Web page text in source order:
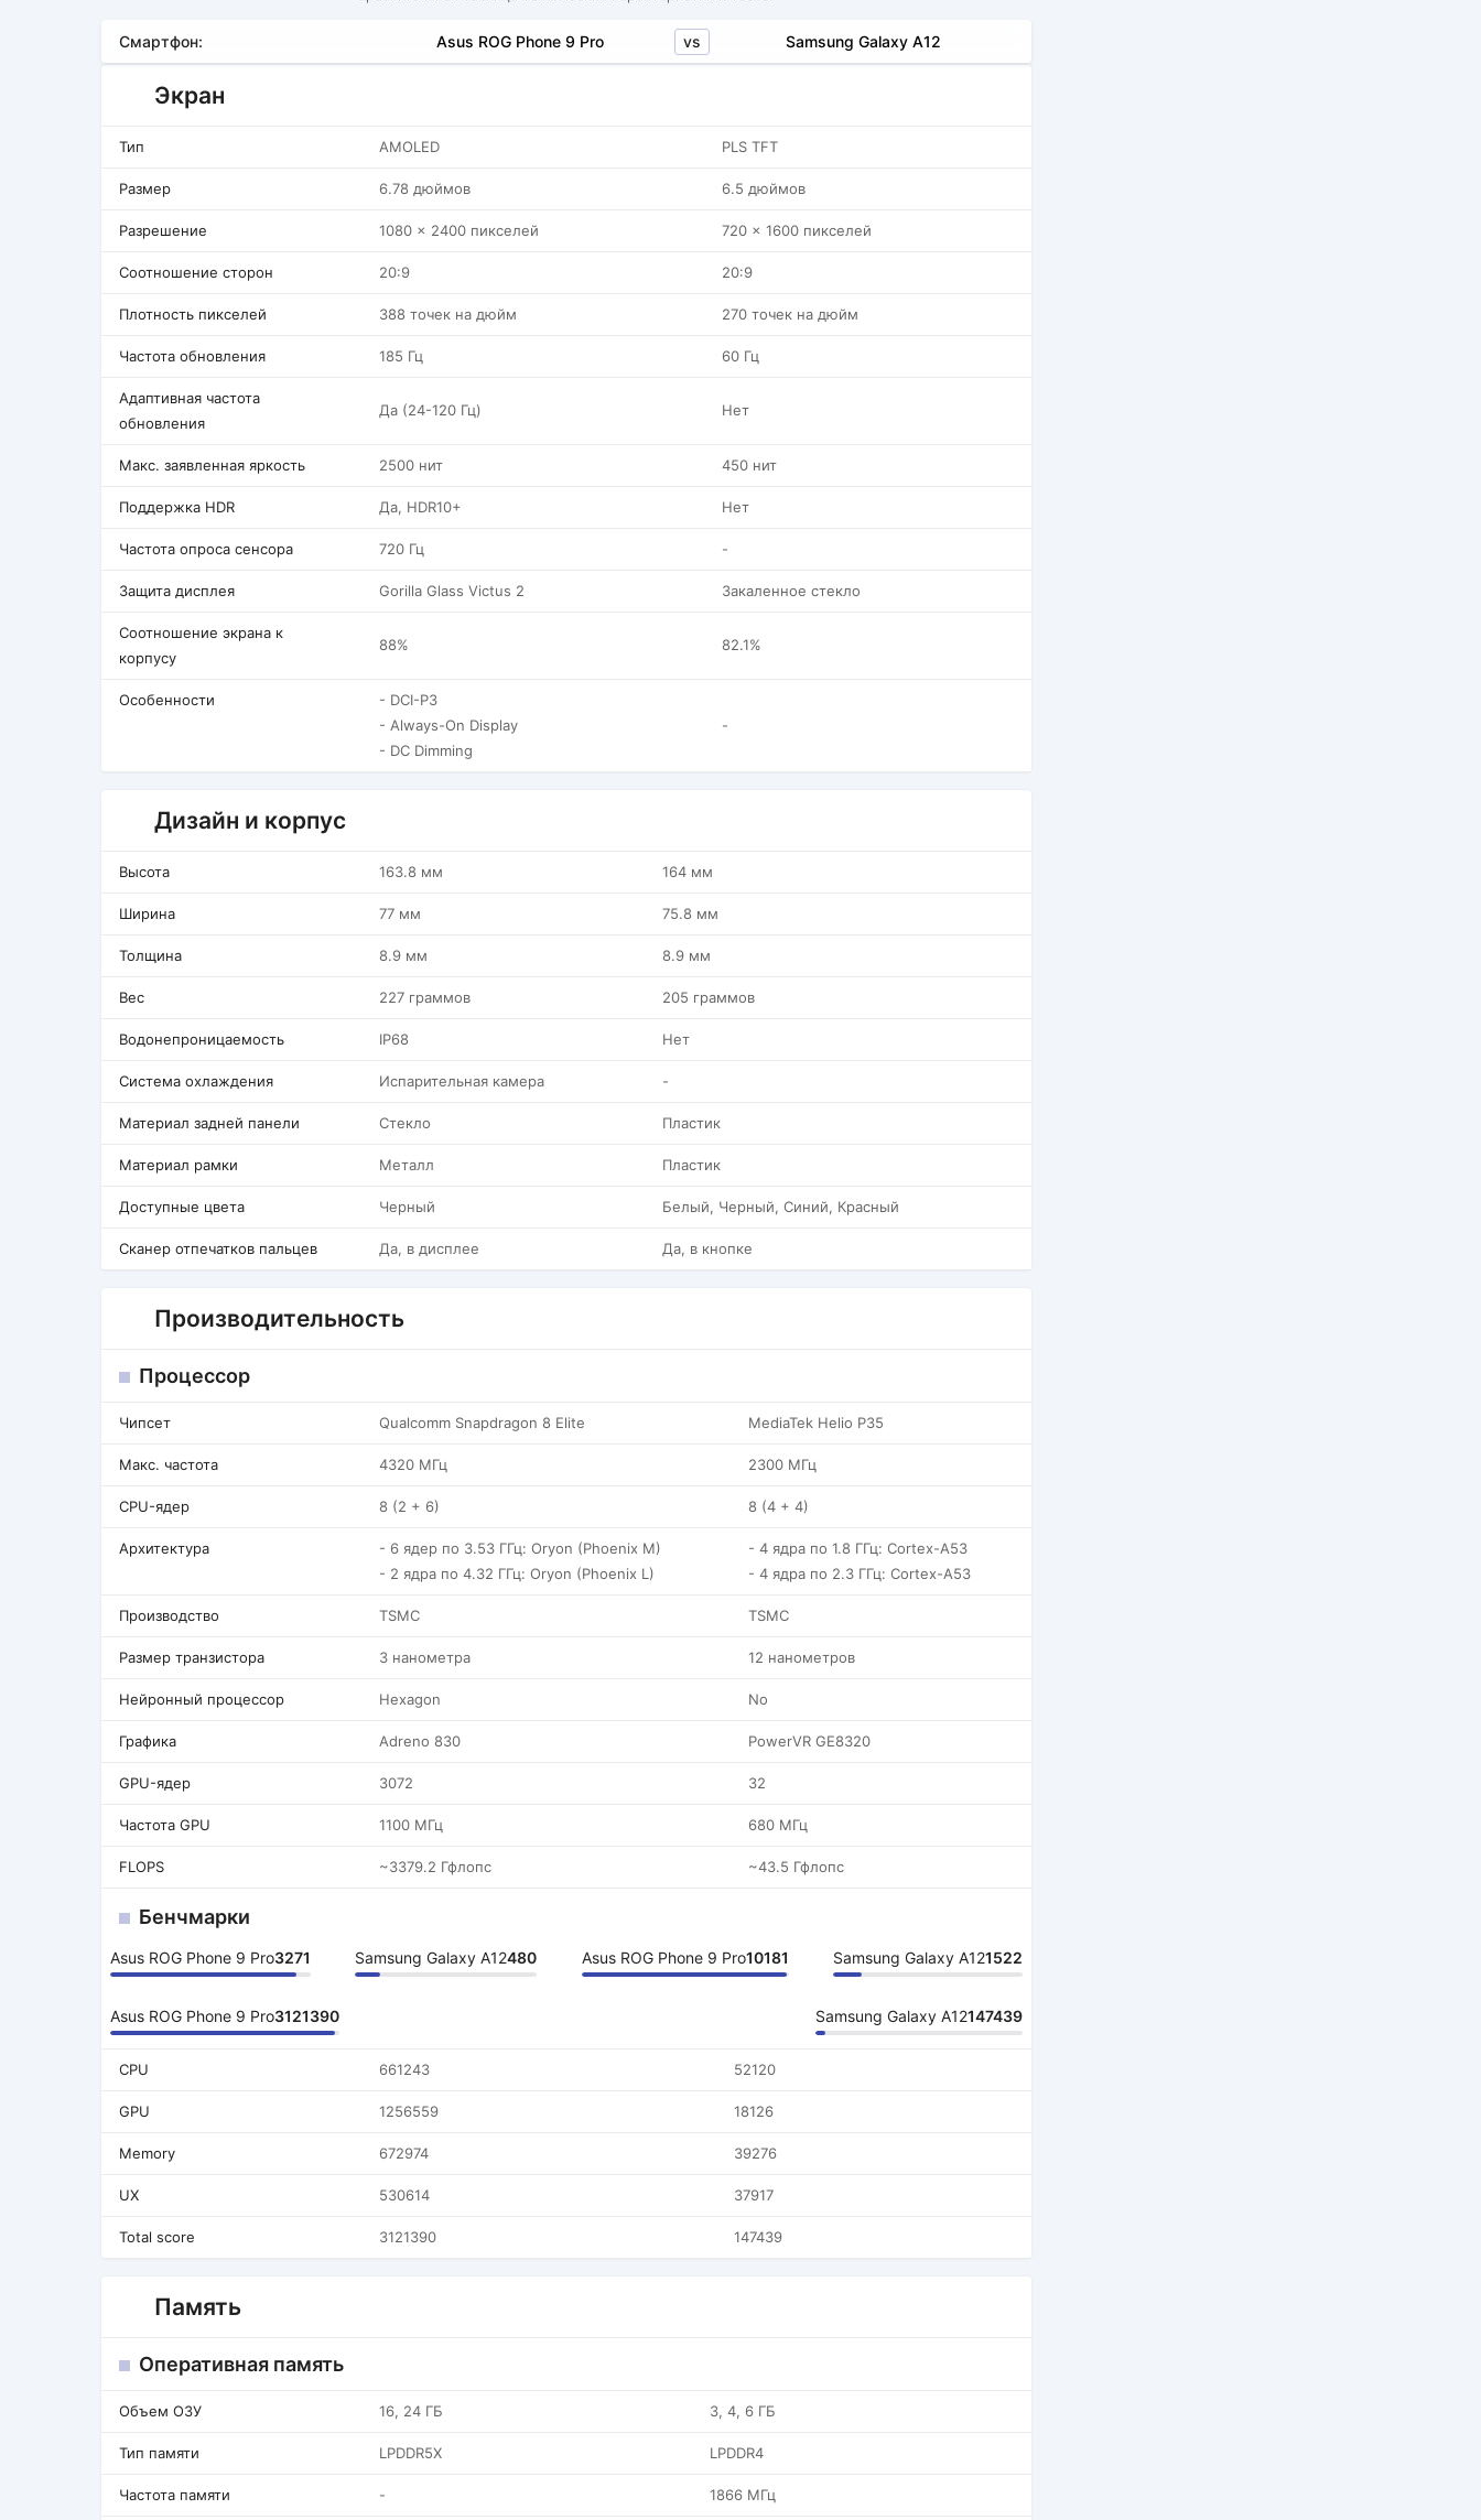
Смартфон: Asus ROG Phone 9 Pro vs Samsung Galaxy A12
Экран
Тип AMOLED PLS TFT
Размер 6.78 дюймов 6.5 дюймов
Разрешение 1080 x 2400 пикселей 720 x 1600 пикселей
Соотношение сторон 20:9 20:9
Плотность пикселей 388 точек на дюйм 270 точек на дюйм
Частота обновления 185 Гц 60 Гц
Адаптивная частота
обновления
Да (24-120 Гц) Нет
Макс. заявленная яркость 2500 нит 450 нит
Поддержка HDR Да, HDR10+ Нет
Частота опроса сенсора 720 Гц -
Защита дисплея Gorilla Glass Victus 2 Закаленное стекло
Соотношение экрана к
корпусу
88% 82.1%
Особенности
- DCI-P3
- Always-On Display
- DC Dimming
-
Дизайн и корпус
Высота 163.8 мм 164 мм
Ширина 77 мм 75.8 мм
Толщина 8.9 мм 8.9 мм
Вес 227 граммов 205 граммов
Водонепроницаемость IP68 Нет
Система охлаждения Испарительная камера -
Материал задней панели Стекло Пластик
Материал рамки Металл Пластик
Доступные цвета Черный Белый, Черный, Синий, Красный
Сканер отпечатков пальцев Да, в дисплее Да, в кнопке
Производительность
Процессор
Чипсет Qualcomm Snapdragon 8 Elite MediaTek Helio P35
Макс. частота 4320 МГц 2300 МГц
CPU-ядер 8 (2 + 6) 8 (4 + 4)
Архитектура
- 6 ядер по 3.53 ГГц: Oryon (Phoenix M)
- 2 ядра по 4.32 ГГц: Oryon (Phoenix L)
- 4 ядра по 1.8 ГГц: Cortex-A53
- 4 ядра по 2.3 ГГц: Cortex-A53
Производство TSMC TSMC
Размер транзистора 3 нанометра 12 нанометров
Нейронный процессор Hexagon No
Графика Adreno 830 PowerVR GE8320
GPU-ядер 3072 32
Частота GPU 1100 МГц 680 МГц
FLOPS ~3379.2 Гфлопс ~43.5 Гфлопс
Бенчмарки
Asus ROG Phone 9 Pro3271 Samsung Galaxy A12480 Asus ROG Phone 9 Pro10181 Samsung Galaxy A121522
Asus ROG Phone 9 Pro3121390 Samsung Galaxy A12147439
CPU 661243 52120
GPU 1256559 18126
Memory 672974 39276
UX 530614 37917
Total score 3121390 147439
Память
Оперативная память
Объем ОЗУ 16, 24 ГБ 3, 4, 6 ГБ
Тип памяти LPDDR5X LPDDR4
Частота памяти - 1866 МГц